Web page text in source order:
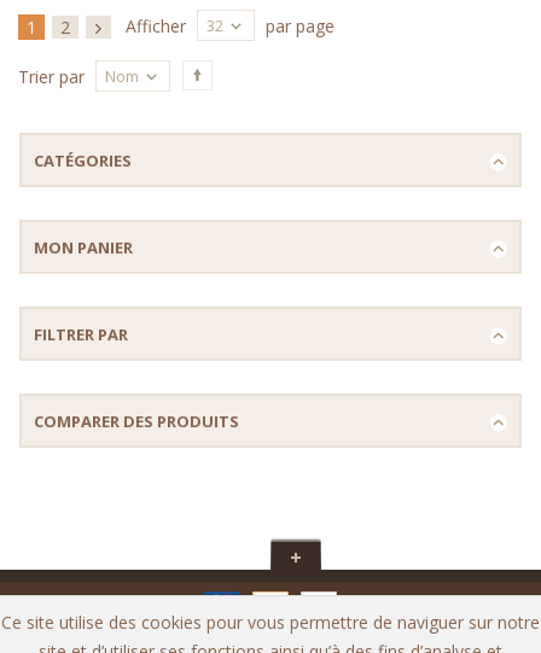
Ce site utilise des cookies pour vous permettre de naviguer sur notre
1
2 Afficher 32 par page
Trier par Nom
CATÉGORIES
MON PANIER
FILTRER PAR
COMPARER DES PRODUITS
Copyright © CRUCCOLINI Snc di Cruccolini M. & C. P.IVA